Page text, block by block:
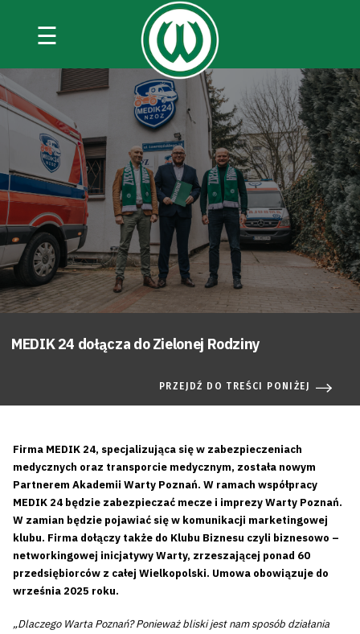
☰
MEDIK 24 dołącza do Zielonej Rodziny
PRZEJDŹ DO TREŚCI PONIŻEJ
Firma MEDIK 24, specjalizująca się w zabezpieczeniach
medycznych oraz transporcie medycznym, została nowym
Partnerem Akademii Warty Poznań. W ramach współpracy
MEDIK 24 będzie zabezpieczać mecze i imprezy Warty Poznań.
W zamian będzie pojawiać się w komunikacji marketingowej
klubu. Firma dołączy także do Klubu Biznesu czyli biznesowo –
networkingowej inicjatywy Warty, zrzeszającej ponad 60
przedsiębiorców z całej Wielkopolski. Umowa obowiązuje do
września 2025 roku.
„Dlaczego Warta Poznań? Ponieważ bliski jest nam sposób działania